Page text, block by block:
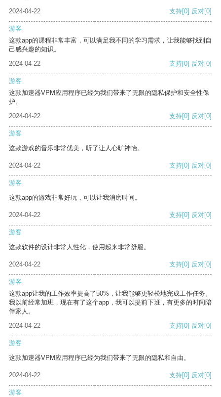
2024-04-22 支持[0] 反对[0]
游客
这款app的课程非常丰富，可以满足我不同的学习需求，让我能够找到自
己感兴趣的知识。
2024-04-22
支持[0] 反对[0]
游客
这款加速器VPM应用程序已经为我们带来了无限的隐私保护和安全性保
护。
2024-04-22
支持[0] 反对[0]
游客
这款游戏的音乐非常优美，听了让人心旷神怡。
2024-04-22 支持[0] 反对[0]
游客
这款app的游戏非常好玩，可以让我消磨时间。
2024-04-22 支持[0] 反对[0]
游客
这款软件的设计非常人性化，使用起来非常舒服。
2024-04-22 支持[0] 反对[0]
游客
这款app让我的工作效率提高了50%，让我能够更轻松地完成工作任务。
我以前经常加班，现在有了这个app，我可以提前下班，有更多的时间陪
伴家人。
2024-04-22
支持[0] 反对[0]
游客
这款加速器VPM应用程序已经为我们带来了无限的隐私和自由。
2024-04-22 支持[0] 反对[0]
游客